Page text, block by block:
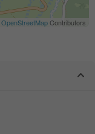
OpenStreetMapContributors